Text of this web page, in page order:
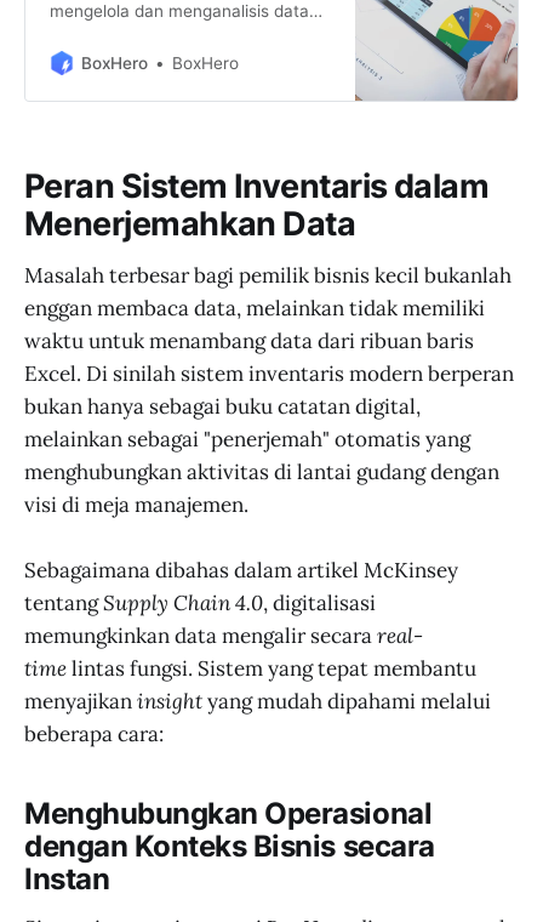
mengelola dan menganalisis data
BoxHero masuk sebagai solusi yang
fitur analisis yang dirancang khusus
Anda mendapatkan gambaran
lengkap tentang inventaris Anda,
mulai dari ringkasan transaksi
perputaran stok.
BoxHero BoxHero
Peran Sistem Inventaris dalam
Menerjemahkan Data
Masalah terbesar bagi pemilik bisnis kecil bukanlah
enggan membaca data, melainkan tidak memiliki
waktu untuk menambang data dari ribuan baris
Excel. Di sinilah sistem inventaris modern berperan
bukan hanya sebagai buku catatan digital,
melainkan sebagai "penerjemah" otomatis yang
menghubungkan aktivitas di lantai gudang dengan
visi di meja manajemen.
Sebagaimana dibahas dalam artikel McKinsey
tentangSupply Chain 4.0, digitalisasi
memungkinkan data mengalir secarareal-
timelintas fungsi. Sistem yang tepat membantu
menyajikaninsightyang mudah dipahami melalui
beberapa cara:
Menghubungkan Operasional
dengan Konteks Bisnis secara
Instan